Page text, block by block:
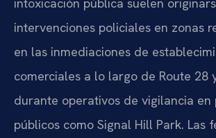
intervenciones policiales en zonas
en las inmediaciones de
comerciales a lo largo de Route 28
durante operativos de vigilancia en
públicos como Signal Hill Park. Las